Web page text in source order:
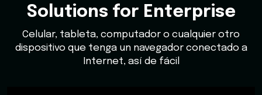
Solutions for Enterprise
Celular, tableta, computador o cualquier otro
dispositivo que tenga un navegador conectado a
Internet, así de fácil